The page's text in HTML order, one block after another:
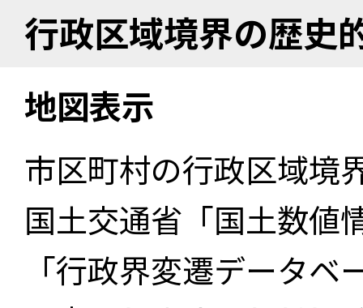
行政区域境界の歴史
地図表示
市区町村の行政区域境
国土交通省「国土数値
「行政界変遷データ